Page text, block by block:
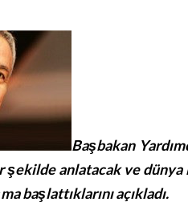
Başbakan
şekilde anlatacak ve
başlattıklarını açıkladı.